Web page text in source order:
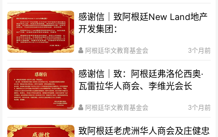
感谢信｜致阿根廷New Land地产
开发集团：
阿根廷华文教育基金会 3个月前
感谢信｜致：阿根廷弗洛伦西奥·
瓦雷拉华人商会、李维光会长
阿根廷华文教育基金会 3个月前
致阿根廷老虎洲华人商会及庄健忠